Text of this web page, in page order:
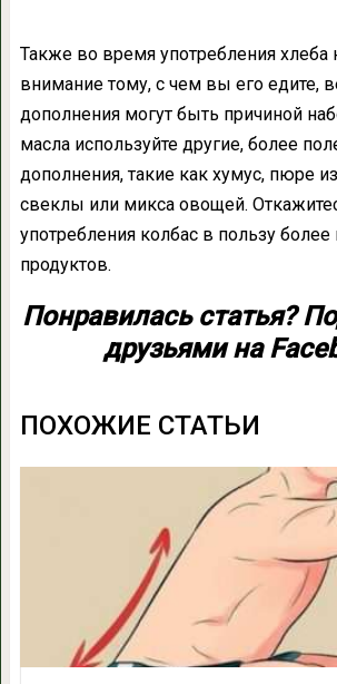
Также во время употребления хлеба
внимание тому, с чем вы его едите,
дополнения могут быть причиной
масла используйте другие, более
дополнения, такие как хумус, пюре
свеклы или микса овощей.
употребления колбас в пользу более
продуктов.
Понравилась статья?
друзьями на
ПОХОЖИЕ СТАТЬИ